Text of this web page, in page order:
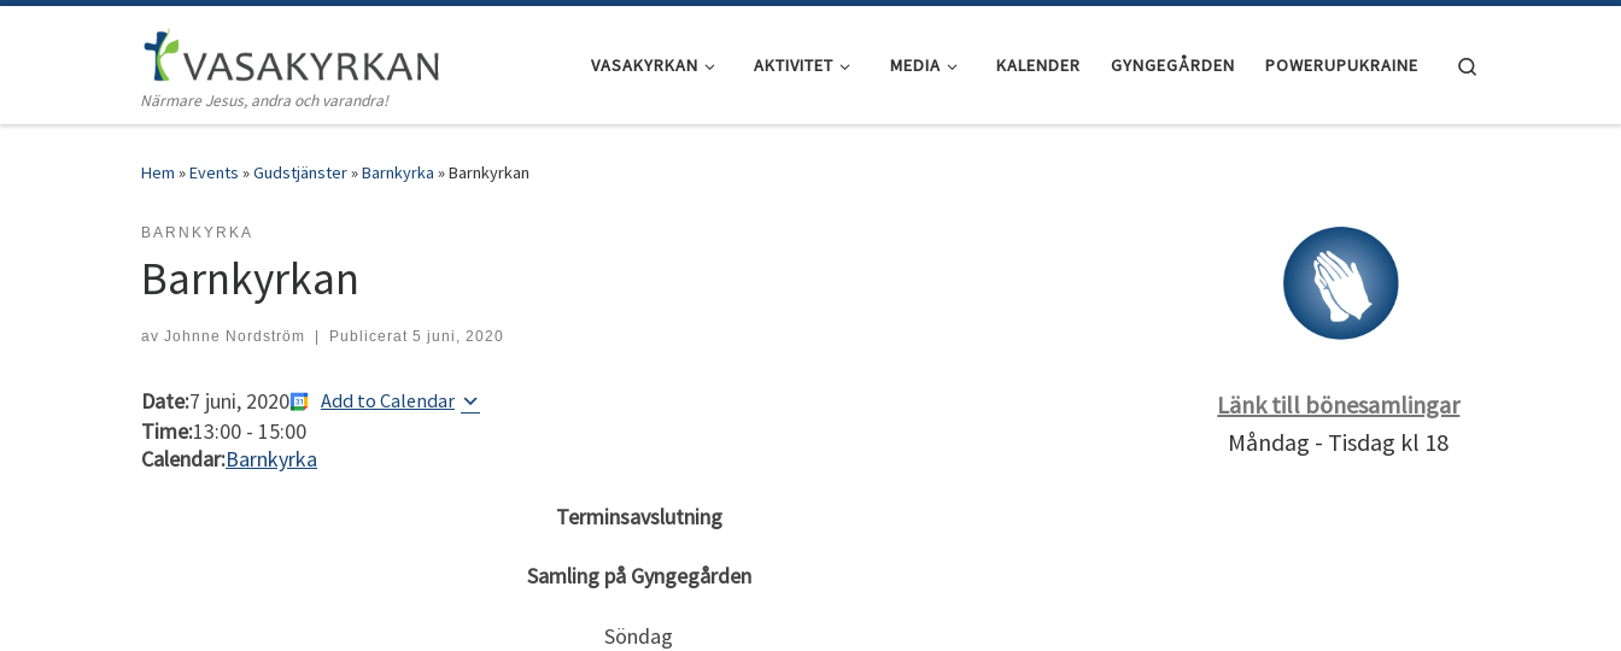
Hoppa till innehåll
Närmare Jesus, andra och varandra!
VASAKYRKAN AKTIVITET MEDIA KALENDER GYNGEGÅRDEN POWERUPUKRAINE
Hem »Events »Gudstjänster»Barnkyrka »Barnkyrkan
BARNKYRKA
Barnkyrkan
av Johnne Nordström Publicerat 5 juni, 2020
Date:7 juni, 2020 Add to Calendar
Time:13:00 - 15:00
Calendar:Barnkyrka
Terminsavslutning
Samling på Gyngegården
Söndag
Länk till bönesamlingar
Måndag - Tisdag kl 18